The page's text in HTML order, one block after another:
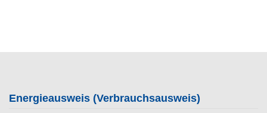
Energieausweis (Verbrauchsausweis)